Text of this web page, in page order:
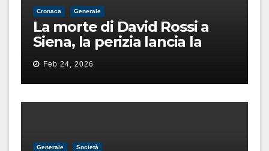
Cronaca Generale
La morte di David Rossi a
Siena, la perizia lancia la
pista di un’intimidazione
finita male
Feb 24, 2026
Generale Società